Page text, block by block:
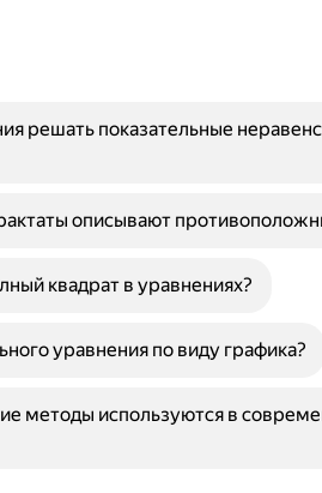
решать показательные
описывают
квадрат в уравнениях?
уравнения по виду графика?
методы используются в